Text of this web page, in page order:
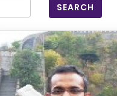
SEARCH